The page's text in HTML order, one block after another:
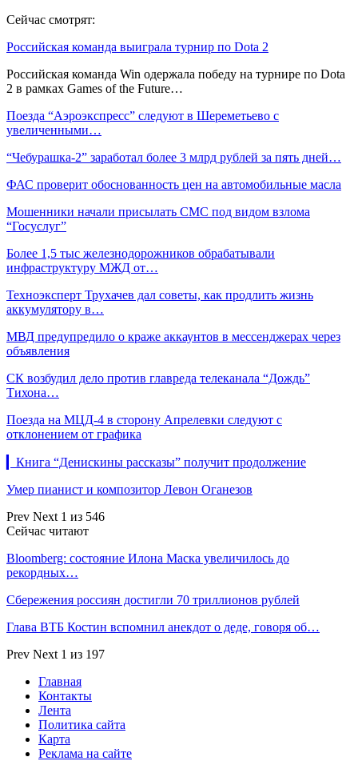
Сейчас смотрят:
Российская команда выиграла турнир по Dota 2
Российская команда Win одержала победу на турнире по Dota
2 в рамках Games of the Future…
Поезда “Аэроэкспресс” следуют в Шереметьево с
увеличенными…
“Чебурашка-2” заработал более 3 млрд рублей за пять дней…
ФАС проверит обоснованность цен на автомобильные масла
Мошенники начали присылать СМС под видом взлома
“Госуслуг”
Более 1,5 тыс железнодорожников обрабатывали
инфраструктуру МЖД от…
Техноэксперт Трухачев дал советы, как продлить жизнь
аккумулятору в…
МВД предупредило о краже аккаунтов в мессенджерах через
объявления
СК возбудил дело против главреда телеканала “Дождь”
Тихона…
Поезда на МЦД-4 в сторону Апрелевки следуют с
отклонением от графика
▎Книга “Денискины рассказы” получит продолжение
Умер пианист и композитор Левон Оганезов
Prev Next 1 из 546
Сейчас читают
Bloomberg: состояние Илона Маска увеличилось до
рекордных…
Сбережения россиян достигли 70 триллионов рублей
Глава ВТБ Костин вспомнил анекдот о деде, говоря об…
Prev Next 1 из 197
Главная
Контакты
Лента
Политика сайта
Карта
Реклама на сайте